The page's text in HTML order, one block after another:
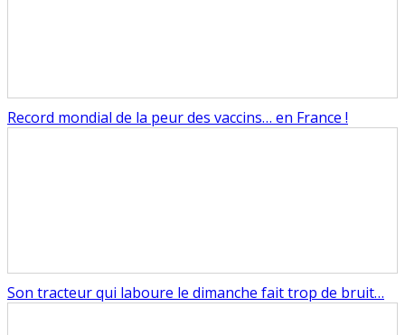
Record mondial de la peur des vaccins… en France !
Son tracteur qui laboure le dimanche fait trop de bruit…